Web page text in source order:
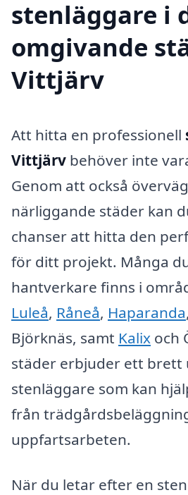
stenläggare i
omgivande
Vittjärv
Att hitta en professionell
Vittjärv behöver inte
Genom att också
närliggande städer kan
chanser att hitta den
för ditt projekt. Många
hantverkare finns i
Luleå, Råneå, Haparanda,
Björknäs, samt Kalix och
städer erbjuder ett brett
stenläggare som kan
från
uppfartsarbeten.
När du letar efter en